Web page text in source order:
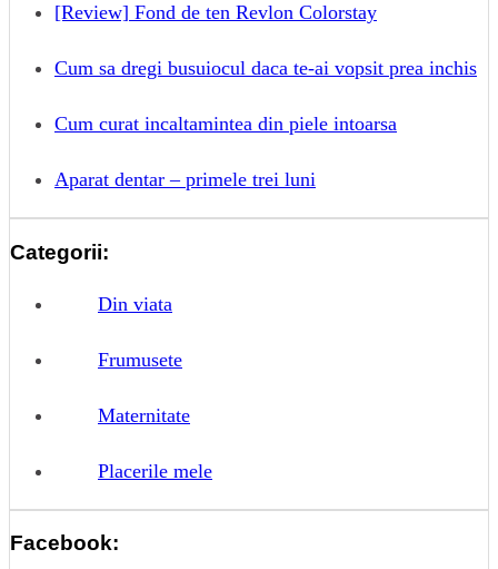
[Review] Fond de ten Revlon Colorstay
Cum sa dregi busuiocul daca te-ai vopsit prea inchis
Cum curat incaltamintea din piele intoarsa
Aparat dentar – primele trei luni
Categorii:
Din viata
Frumusete
Maternitate
Placerile mele
Facebook: